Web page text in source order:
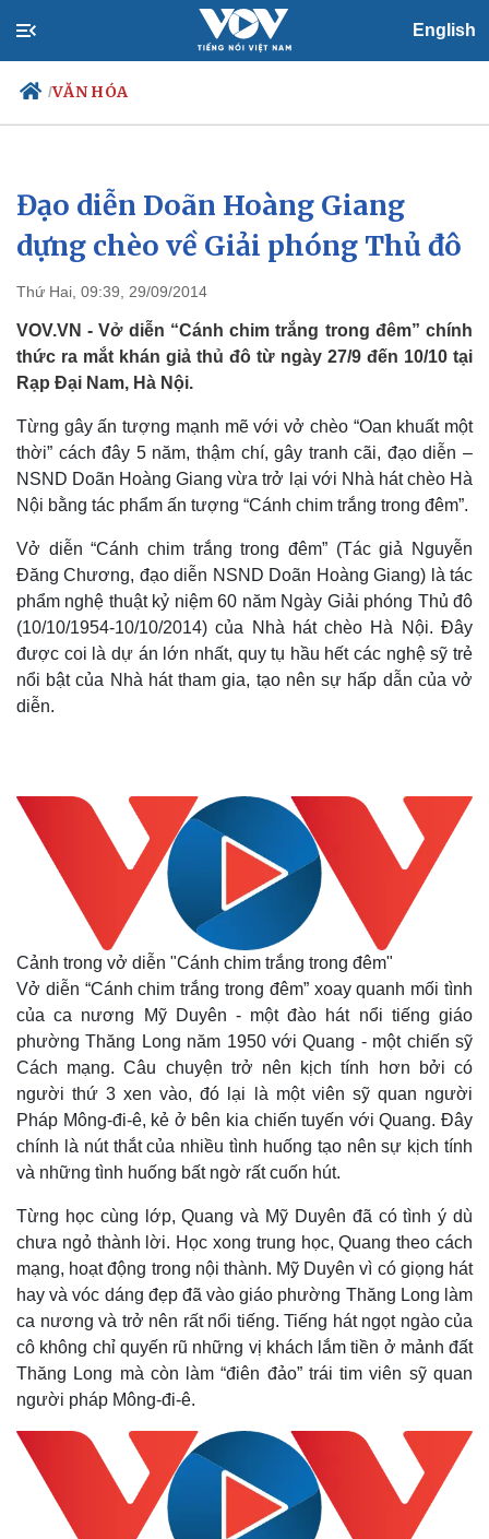
English
/VĂN HÓA
Chính trị
Đảng
Tổ chức nhân sự
Nhận diện sự thật
Xã hội
Tin 24h
Dự báo thời tiết
Việc làm
Biển đảo
Đạo diễn Doãn Hoàng Giang
dựng chèo về Giải phóng Thủ đô
Thứ Hai, 09:39, 29/09/2014
VOV.VN - Vở diễn “Cánh chim trắng trong đêm” chính
thức ra mắt khán giả thủ đô từ ngày 27/9 đến 10/10 tại
Rạp Đại Nam, Hà Nội.
Từng gây ấn tượng mạnh mẽ với vở chèo “Oan khuất một
thời” cách đây 5 năm, thậm chí, gây tranh cãi, đạo diễn –
NSND Doãn Hoàng Giang vừa trở lại với Nhà hát chèo Hà
Nội bằng tác phẩm ấn tượng “Cánh chim trắng trong đêm”.
Vở diễn “Cánh chim trắng trong đêm” (Tác giả Nguyễn
Đăng Chương, đạo diễn NSND Doãn Hoàng Giang) là tác
phẩm nghệ thuật kỷ niệm 60 năm Ngày Giải phóng Thủ đô
(10/10/1954-10/10/2014) của Nhà hát chèo Hà Nội. Đây
được coi là dự án lớn nhất, quy tụ hầu hết các nghệ sỹ trẻ
nổi bật của Nhà hát tham gia, tạo nên sự hấp dẫn của vở
diễn.
Cảnh trong vở diễn "Cánh chim trắng trong đêm"
Vở diễn “Cánh chim trắng trong đêm” xoay quanh mối tình
của ca nương Mỹ Duyên - một đào hát nổi tiếng giáo
phường Thăng Long năm 1950 với Quang - một chiến sỹ
Cách mạng. Câu chuyện trở nên kịch tính hơn bởi có
người thứ 3 xen vào, đó lại là một viên sỹ quan người
Pháp Mông-đi-ê, kẻ ở bên kia chiến tuyến với Quang. Đây
chính là nút thắt của nhiều tình huống tạo nên sự kịch tính
và những tình huống bất ngờ rất cuốn hút.
Từng học cùng lớp, Quang và Mỹ Duyên đã có tình ý dù
chưa ngỏ thành lời. Học xong trung học, Quang theo cách
mạng, hoạt động trong nội thành. Mỹ Duyên vì có giọng hát
hay và vóc dáng đẹp đã vào giáo phường Thăng Long làm
ca nương và trở nên rất nổi tiếng. Tiếng hát ngọt ngào của
cô không chỉ quyến rũ những vị khách lắm tiền ở mảnh đất
Thăng Long mà còn làm “điên đảo” trái tim viên sỹ quan
người pháp Mông-đi-ê.